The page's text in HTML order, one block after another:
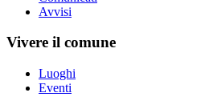
Avvisi
Vivere il comune
Luoghi
Eventi